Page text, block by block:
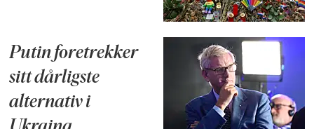
Putin foretrekker
sitt dårligste
alternativ i